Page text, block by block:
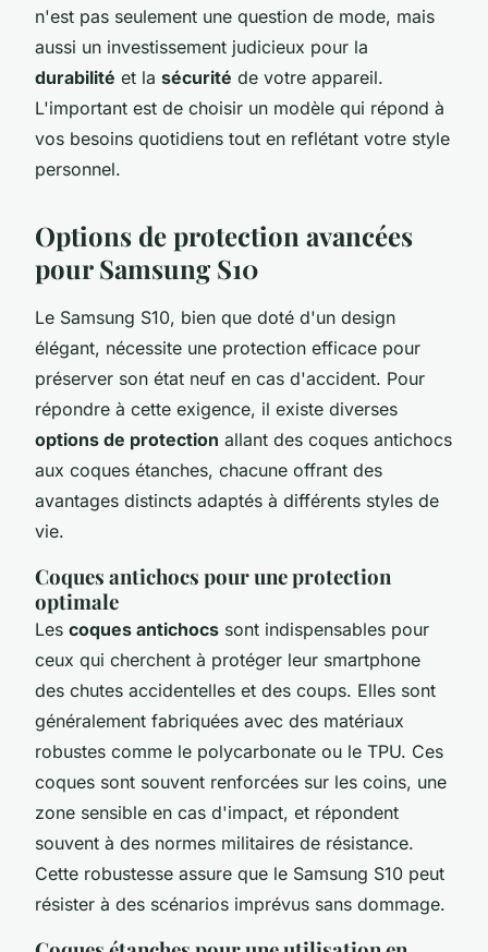
n'est pas seulement une question de mode, mais
aussi un investissement judicieux pour la
durabilité et la sécurité de votre appareil.
L'important est de choisir un modèle qui répond à
vos besoins quotidiens tout en reflétant votre style
personnel.
Options de protection avancées
pour Samsung S10
Le Samsung S10, bien que doté d'un design
élégant, nécessite une protection efficace pour
préserver son état neuf en cas d'accident. Pour
répondre à cette exigence, il existe diverses
options de protection allant des coques antichocs
aux coques étanches, chacune offrant des
avantages distincts adaptés à différents styles de
vie.
Coques antichocs pour une protection
optimale
Les coques antichocs sont indispensables pour
ceux qui cherchent à protéger leur smartphone
des chutes accidentelles et des coups. Elles sont
généralement fabriquées avec des matériaux
robustes comme le polycarbonate ou le TPU. Ces
coques sont souvent renforcées sur les coins, une
zone sensible en cas d'impact, et répondent
souvent à des normes militaires de résistance.
Cette robustesse assure que le Samsung S10 peut
résister à des scénarios imprévus sans dommage.